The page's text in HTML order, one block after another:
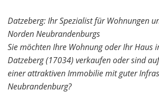
Datzeberg: Ihr Spezialist für Wohnungen
Norden Neubrandenburgs
Sie möchten Ihre Wohnung oder Ihr Haus
Datzeberg (17034) verkaufen oder sind
einer attraktiven Immobilie mit guter
Neubrandenburg?